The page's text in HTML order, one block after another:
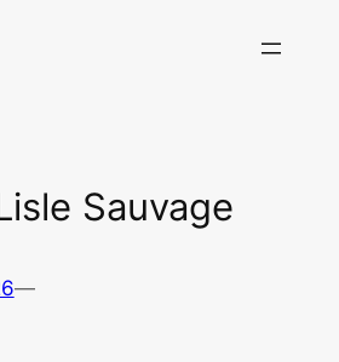
Sauvage
—